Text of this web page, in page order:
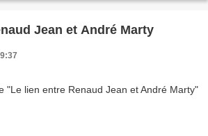
Jean et André Marty